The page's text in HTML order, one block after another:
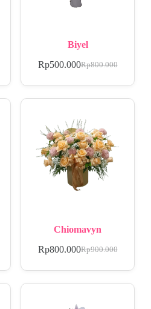
Biyel
Rp800.000
Rp500.000
Chiomavyn
Rp900.000
Rp800.000